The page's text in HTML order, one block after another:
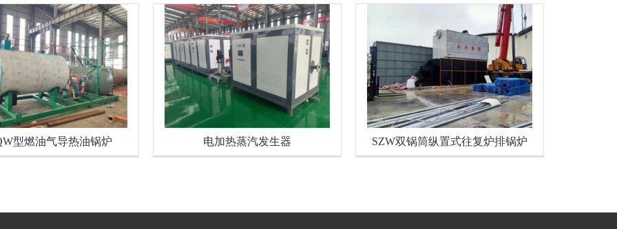
型燃油气导热油锅炉 电加热蒸汽发生器 SZW双锅筒纵置式往复炉排锅炉